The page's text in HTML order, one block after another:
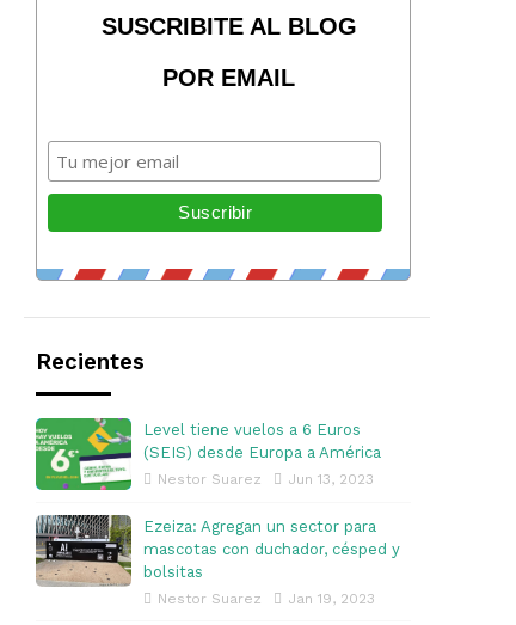
SUSCRIBITE AL BLOG
POR EMAIL
Recientes
Level tiene vuelos a 6 Euros
(SEIS) desde Europa a América
Nestor Suarez Jun 13, 2023
Ezeiza: Agregan un sector para
mascotas con duchador, césped y
bolsitas
Nestor Suarez Jan 19, 2023